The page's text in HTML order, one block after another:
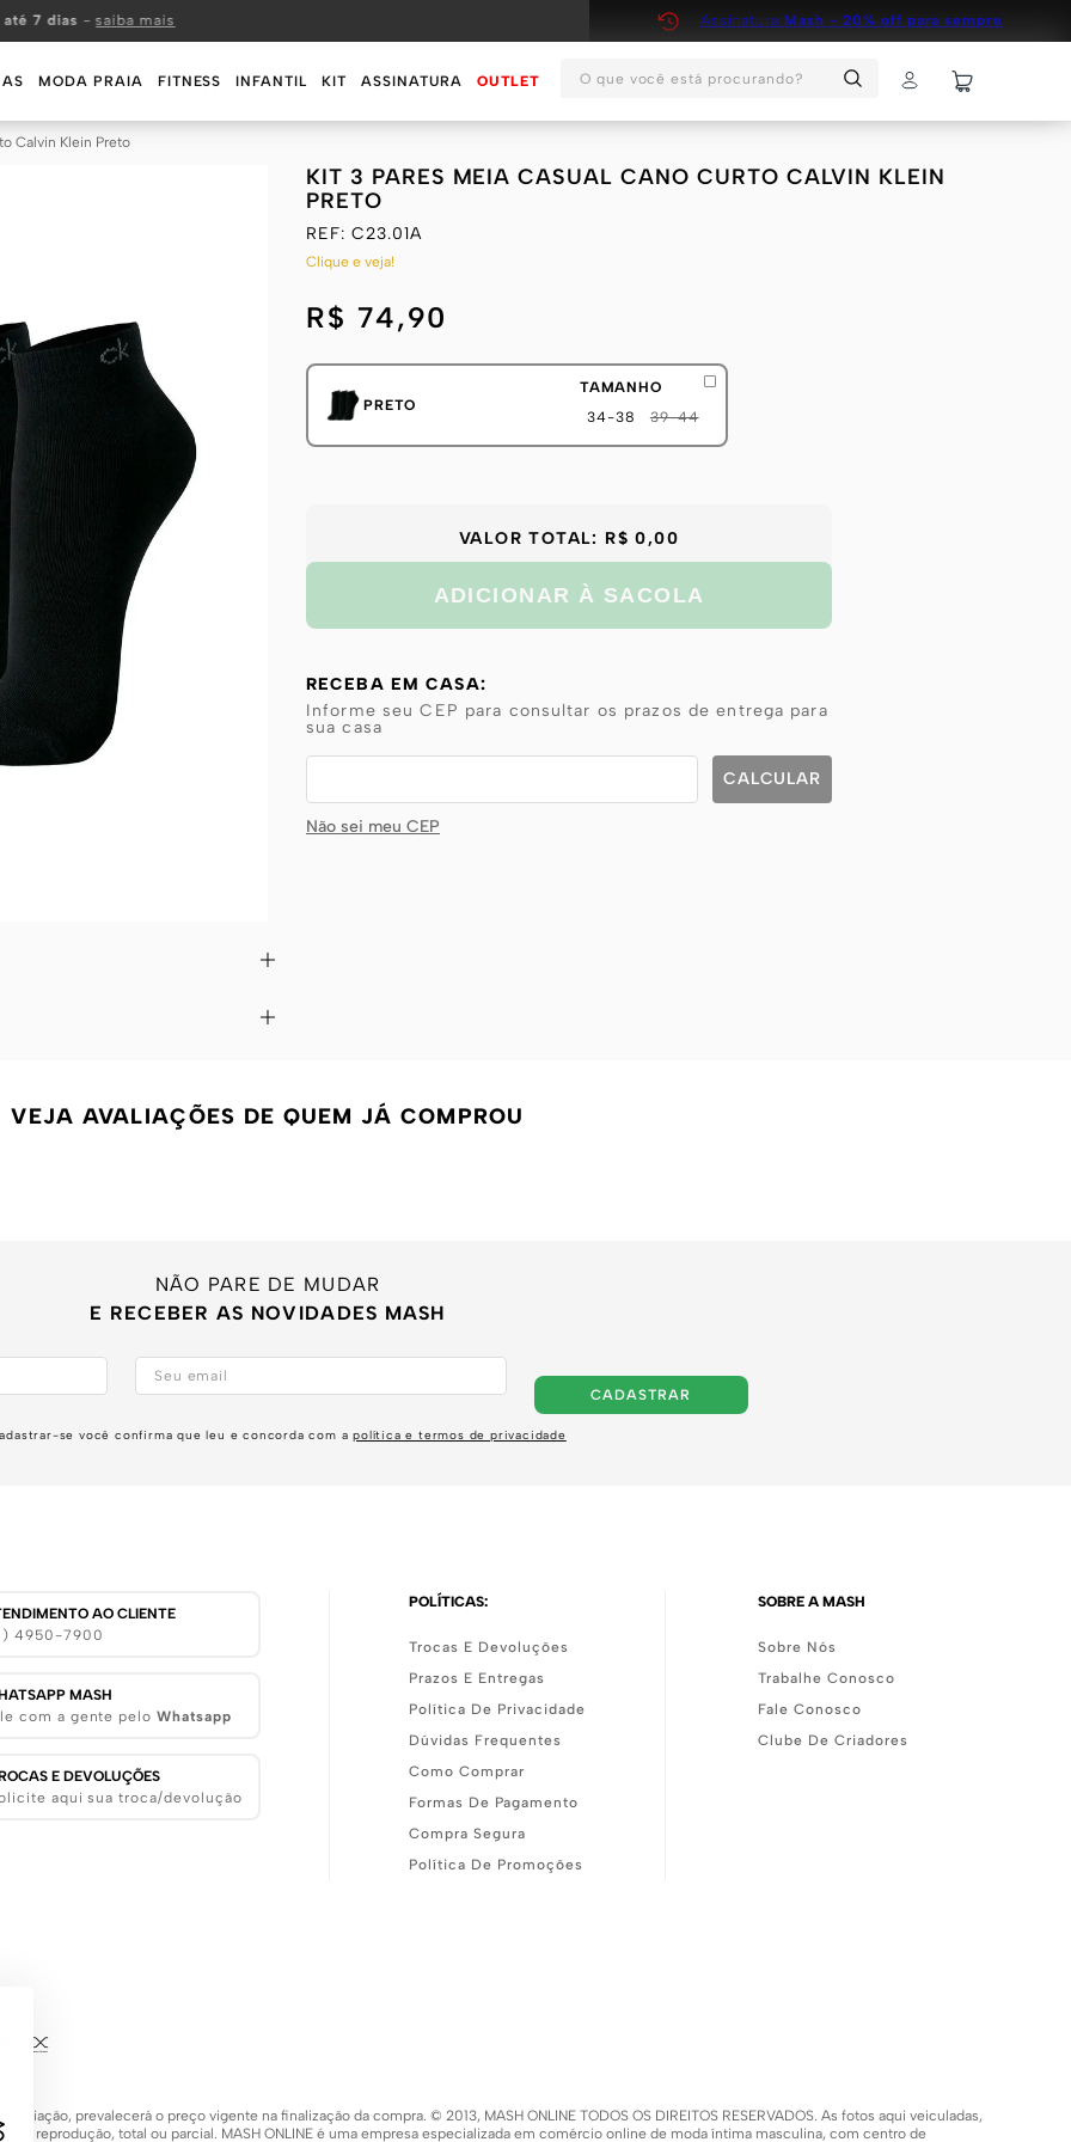
7 dias -saiba mais Assinatura Mash - 20% off para sempre
MODA PRAIA FITNESS INFANTIL KIT ASSINATURA OUTLET
O que você está procurando?
Calvin Klein Preto
KIT 3 PARES MEIA CASUAL CANO CURTO CALVIN KLEIN
PRETO
REF: C23.01A
Clique e veja!
R$ 74,90
PRETO
TAMANHO
34-38
39-44
VALOR TOTAL: R$ 0,00
ADICIONAR À SACOLA
RECEBA EM CASA:
Informe seu CEP para consultar os prazos de entrega para
sua casa
Não sei meu CEP
VEJA AVALIAÇÕES DE QUEM JÁ COMPROU
NÃO PARE DE MUDAR
E RECEBER AS NOVIDADES MASH
CADASTRAR
se você confirma que leu e concorda com apolítica e termos de privacidade
AO CLIENTE
4950-7900
MASH
com a gente peloWhatsapp
E DEVOLUÇÕES
aqui sua troca/devolução
POLÍTICAS:
Trocas E Devoluções
Prazos E Entregas
Política De Privacidade
Dúvidas Frequentes
Como Comprar
Formas De Pagamento
Compra Segura
Política De Promoções
SOBRE A MASH
Sobre Nós
Trabalhe Conosco
Fale Conosco
Clube De Criadores
prevalecerá o preço vigente na finalização da compra. © 2013, MASH ONLINE TODOS OS DIREITOS RESERVADOS. As fotos aqui veiculadas,
sua reprodução, total ou parcial. MASH ONLINE é uma empresa especializada em comércio online de moda íntima masculina, com centro de